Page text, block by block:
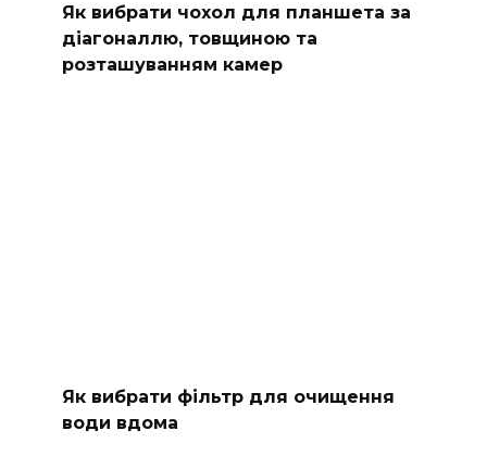
Як вибрати чохол для планшета за
діагоналлю, товщиною та
розташуванням камер
Як вибрати фільтр для очищення
води вдома